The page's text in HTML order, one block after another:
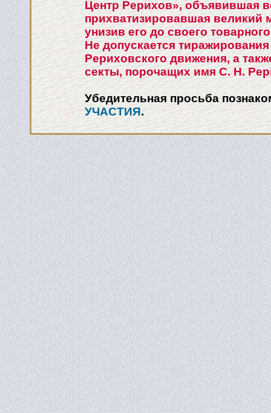
Центр Рерихов», объявившая
прихватизировавшая
унизив его до своего
Не допускается
Рериховского движения, а
секты, порочащих имя С. Н.
Убедительная просьба
УЧАСТИЯ.